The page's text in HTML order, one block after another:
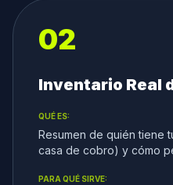
02
Inventario Real
QUÉ ES:
Resumen de quién tiene
casa de cobro) y cómo
PARA QUÉ SIRVE: